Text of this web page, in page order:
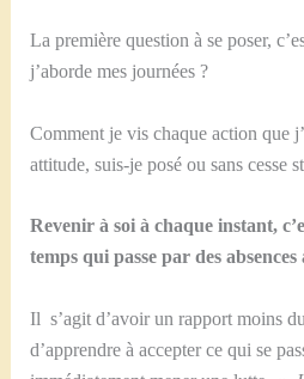
La première question à se poser,
j’aborde mes journées ?
Comment je vis chaque action que
attitude, suis-je posé ou sans cesse
Revenir à soi à chaque instant,
temps qui passe par des absences
Il s’agit d’avoir un rapport moins
d’apprendre à accepter ce qui se